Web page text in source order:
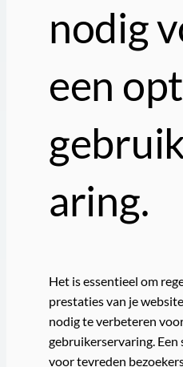
nodig
een
aring.
Het is essentieel om
prestaties van je
nodig te verbeteren
gebruikerservaring.
voor tevreden